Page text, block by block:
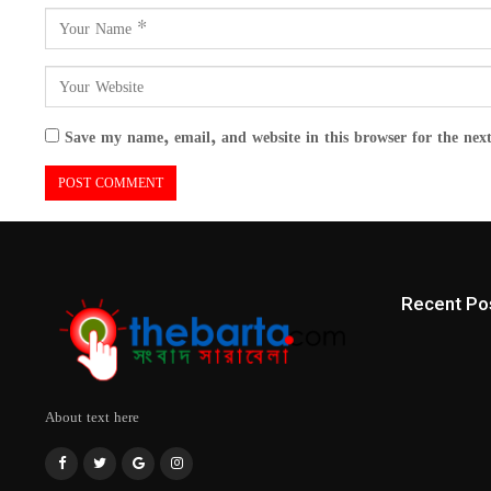
Save my name, email, and website in this browser for the
About text here
Recent